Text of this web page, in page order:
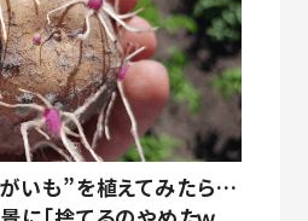
いも”を植えてみたら…